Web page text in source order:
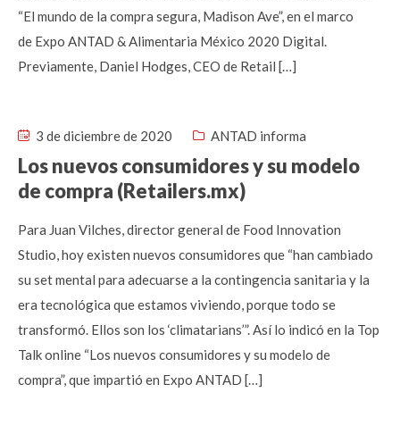
“El mundo de la compra segura, Madison Ave”, en el marco
de Expo ANTAD & Alimentaria México 2020 Digital.
Previamente, Daniel Hodges, CEO de Retail […]
3 de diciembre de 2020 ANTAD informa
Los nuevos consumidores y su modelo
de compra (Retailers.mx)
Para Juan Vilches, director general de Food Innovation
Studio, hoy existen nuevos consumidores que “han cambiado
su set mental para adecuarse a la contingencia sanitaria y la
era tecnológica que estamos viviendo, porque todo se
transformó. Ellos son los ‘climatarians’”. Así lo indicó en la Top
Talk online “Los nuevos consumidores y su modelo de
compra”, que impartió en Expo ANTAD […]